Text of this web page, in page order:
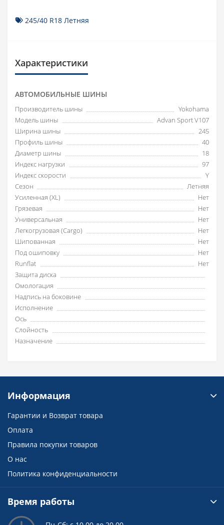
245/40 R18 Летняя
Характеристики
АВТОМОБИЛЬНЫЕ ШИНЫ
Производитель шины
Yokohama
Модель шины
Advan Sport V107
Ширина шины
245
Профиль шины
40
Диаметр шины
18
Индекс нагрузки
97
Индекс скорости
Y
Сезон
Летняя
Усиленная (XL)
Нет
Грязевая
Нет
Универсальная
Нет
Легкогрузовая (Cargo)
Нет
Шипованная
Нет
Под ошиповку
Нет
Runflat
Нет
Защита диска
Омологация
Надпись на боковине
Исполнение
Ось
Слойность
Назначение
Информация
Гарантии и Возврат товара
Оплата
Правила покупки товаров
О нас
Политика конфиденциальности
Время работы